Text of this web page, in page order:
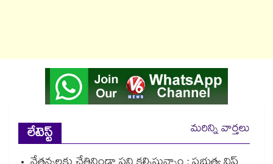
లేటెస్ట్
మరిన్ని వార్తలు